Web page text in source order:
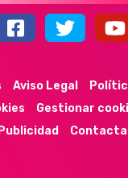
44k 9k 35k
Aviso Legal
Gestionar
Publicidad